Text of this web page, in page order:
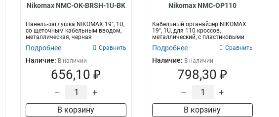
Nikomax NMC-OK-BRSH-1U-BK
Панель-заглушка NIKOMAX 19", 1U,
со щеточным кабельным вводом,
металлическая, черная
Подробнее Сравнить
Наличие: В наличии
656,10 ₽
– +
В корзину
Nikomax NMC-OP110
Кабельный органайзер NIKOMAX
19", 1U, для 110 кроссов,
металлический, с пластиковыми
Подробнее Сравнить
Наличие: В наличии
798,30 ₽
– +
В корзину